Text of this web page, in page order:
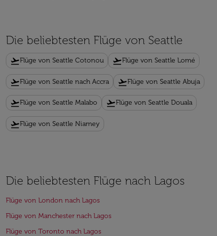
Die beliebtesten Flüge von Seattle
flight_takeoffFlüge von Seattle Cotonou flight_takeoffFlüge von Seattle Lomé
flight_takeoffFlüge von Seattle nach Accra flight_takeoffFlüge von Seattle Abuja
flight_takeoffFlüge von Seattle Malabo flight_takeoffFlüge von Seattle Douala
flight_takeoffFlüge von Seattle Niamey
Die beliebtesten Flüge nach Lagos
Flüge von London nach Lagos
Flüge von Manchester nach Lagos
Flüge von Toronto nach Lagos